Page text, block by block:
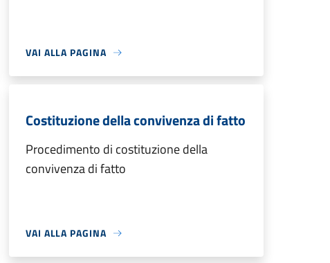
VAI ALLA PAGINA
Costituzione della convivenza di fatto
Procedimento di costituzione della
convivenza di fatto
VAI ALLA PAGINA